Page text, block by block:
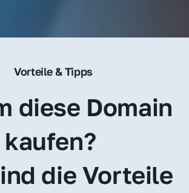
Vorteile & Tipps
diese Domain
kaufen?
die Vorteile